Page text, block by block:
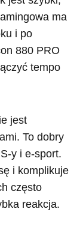
ma
i po
880 PRO
tempo
jest
To dobry
y i e-sport.
i komplikuje
często
reakcja.